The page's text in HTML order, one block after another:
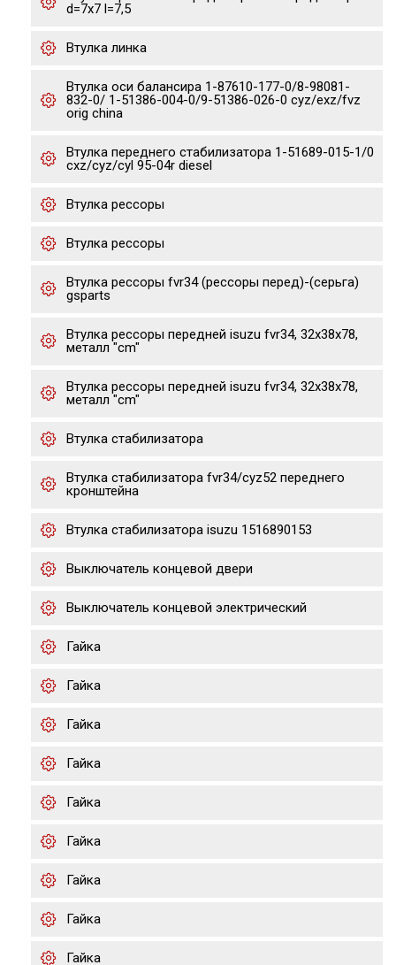
d=7x7 l=7,5
Втулка линка
Втулка оси балансира 1-87610-177-0/8-98081-
832-0/ 1-51386-004-0/9-51386-026-0 cyz/exz/fvz
orig china
Втулка переднего стабилизатора 1-51689-015-1/0
cxz/cyz/cyl 95-04r diesel
Втулка рессоры
Втулка рессоры
Втулка рессоры fvr34 (рессоры перед)-(серьга)
gsparts
Втулка рессоры передней isuzu fvr34, 32x38x78,
металл "cm"
Втулка рессоры передней isuzu fvr34, 32x38x78,
металл "cm"
Втулка стабилизатора
Втулка стабилизатора fvr34/cyz52 переднего
кронштейна
Втулка стабилизатора isuzu 1516890153
Выключатель концевой двери
Выключатель концевой электрический
Гайка
Гайка
Гайка
Гайка
Гайка
Гайка
Гайка
Гайка
Гайка